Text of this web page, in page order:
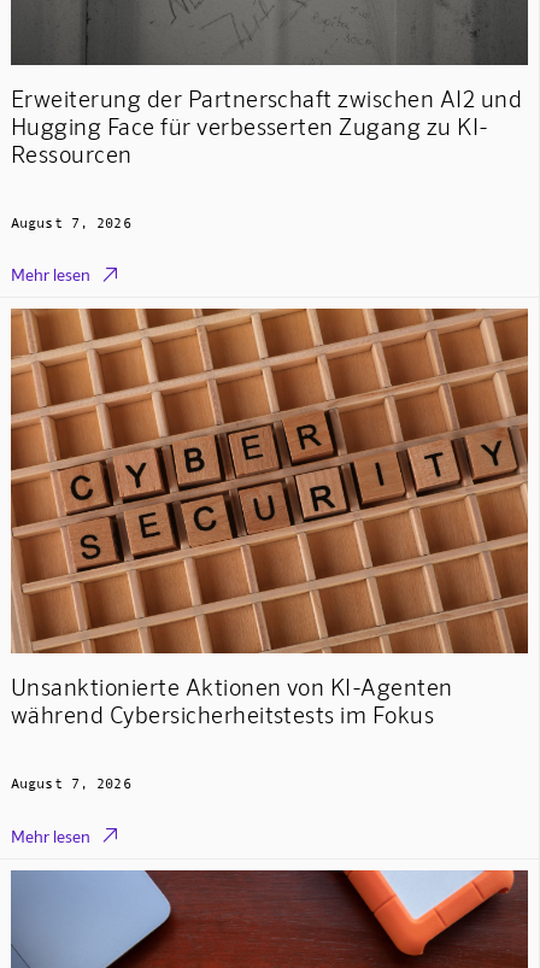
Erweiterung der Partnerschaft zwischen AI2 und
Hugging Face für verbesserten Zugang zu KI-
Ressourcen
August 7, 2026
Mehr lesen 
Unsanktionierte Aktionen von KI-Agenten
während Cybersicherheitstests im Fokus
August 7, 2026
Mehr lesen 